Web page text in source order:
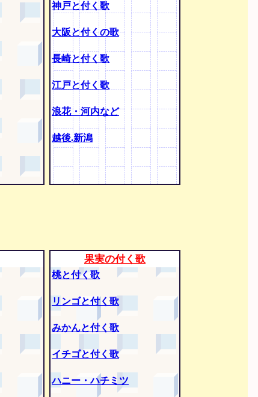
神戸と付く歌
大阪と付くの歌
長崎と付く歌
江戸と付く歌
浪花・河内など
越後.新潟
果実の付く歌
桃と付く歌
リンゴと付く歌
みかんと付く歌
イチゴと付く歌
ハニー・ハチミツ